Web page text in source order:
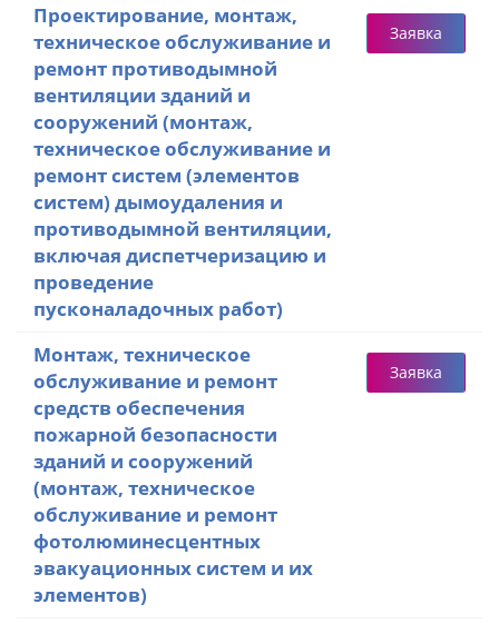
Проектирование, монтаж,
техническое обслуживание и
ремонт противодымной
вентиляции зданий и
сооружений (монтаж,
техническое обслуживание и
ремонт систем (элементов
систем) дымоудаления и
противодымной вентиляции,
включая диспетчеризацию и
проведение
пусконаладочных работ)
Заявка
Монтаж, техническое
обслуживание и ремонт
средств обеспечения
пожарной безопасности
зданий и сооружений
(монтаж, техническое
обслуживание и ремонт
фотолюминесцентных
эвакуационных систем и их
элементов)
Заявка